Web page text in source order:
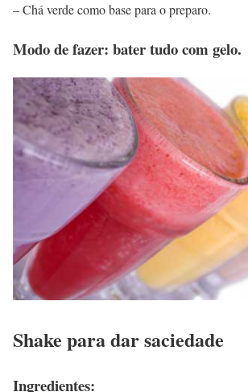
– Chá verde como base para o preparo.
Modo de fazer: bater tudo com gelo.
Shake para dar saciedade
Ingredientes: